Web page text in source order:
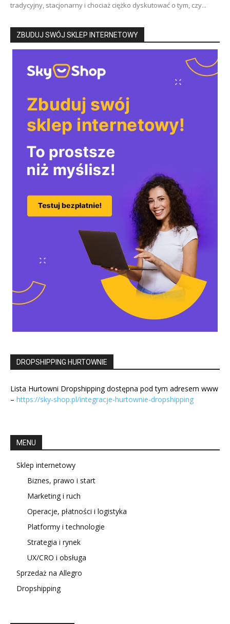
tradycyjny, stacjonarny i chociaż ciężko dyskutować o tym, czy...
ZBUDUJ SWÓJ SKLEP INTERNETOWY
DROPSHIPPING HURTOWNIE
Lista Hurtowni Dropshipping dostępna pod tym adresem www
– https://sky-shop.pl/integracje-hurtownie-dropshipping
MENU
Sklep internetowy
Biznes, prawo i start
Marketing i ruch
Operacje, płatności i logistyka
Platformy i technologie
Strategia i rynek
UX/CRO i obsługa
Sprzedaż na Allegro
Dropshipping